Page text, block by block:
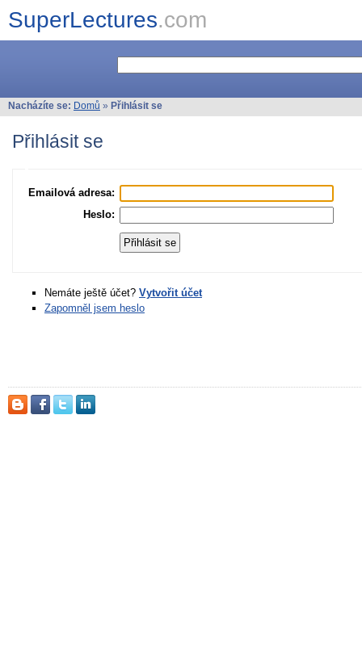
SuperLectures.com
Nacházíte se: Domů » Přihlásit se
Přihlásit se
Emailová adresa:
Heslo:
Nemáte ještě účet? Vytvořit účet
Zapomněl jsem heslo